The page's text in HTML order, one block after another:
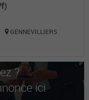
f)
GENNEVILLIERS
?
ici